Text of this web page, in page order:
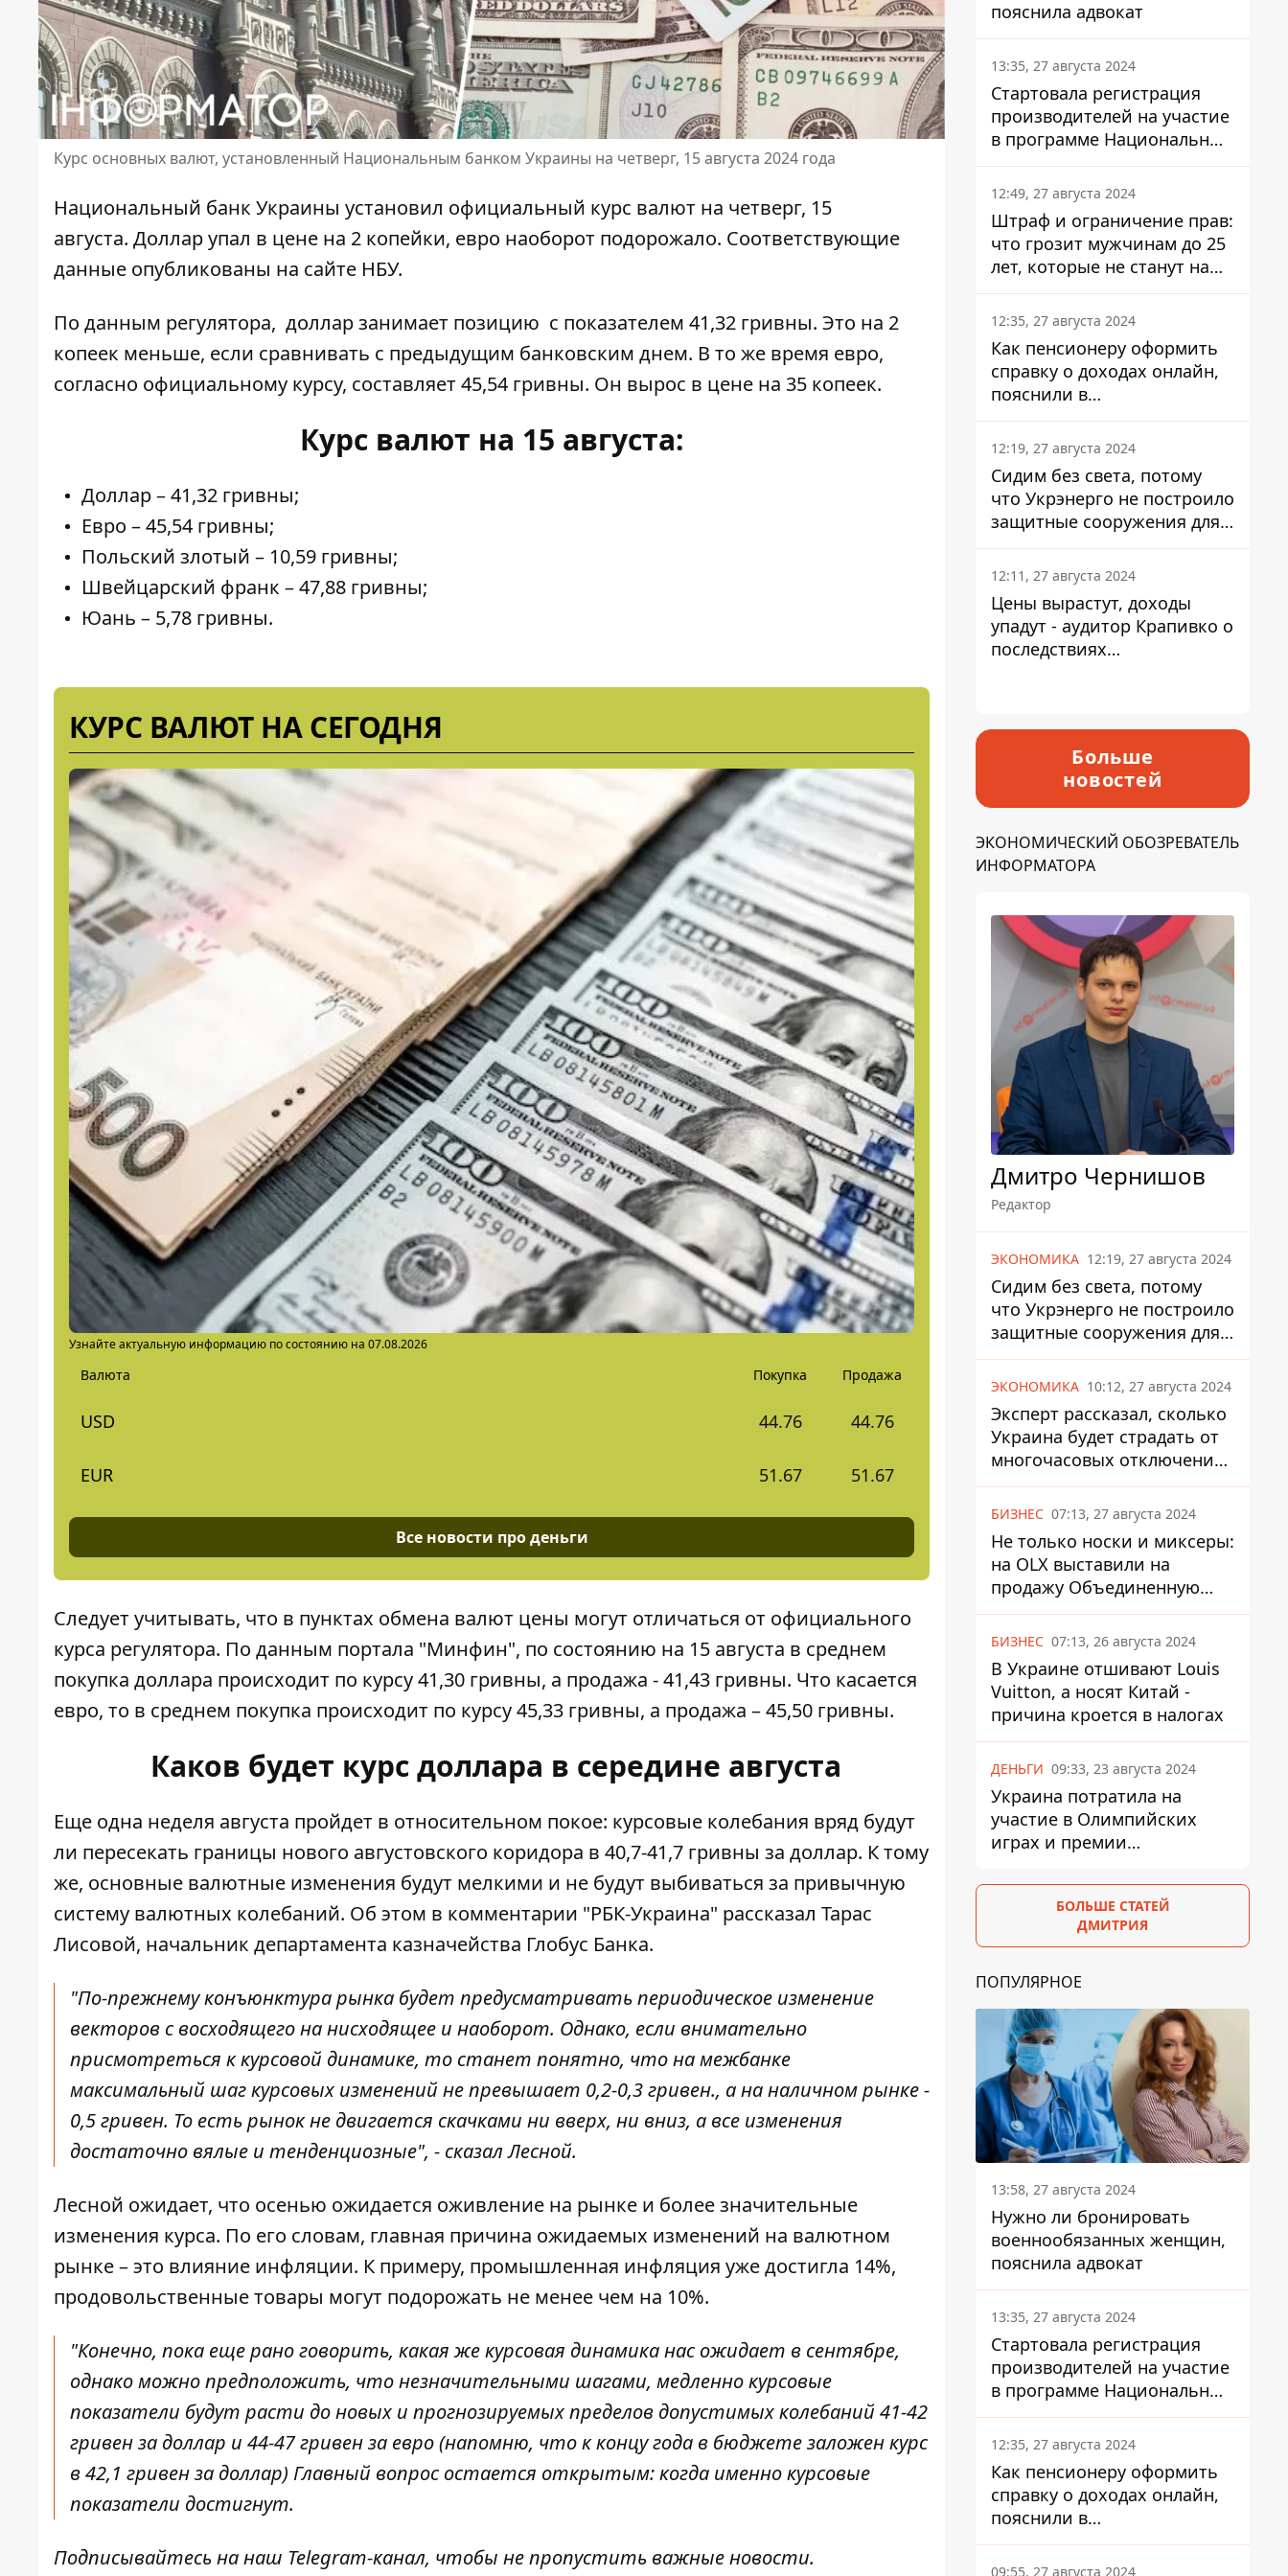
Курс основных валют, установленный Национальным банком Украины на четверг, 15 августа 2024 года
Национальный банк Украины установил официальный курс валют на четверг, 15
августа. Доллар упал в цене на 2 копейки, евро наоборот подорожало. Соответствующие
данные опубликованы на сайте НБУ.
По данным регулятора, доллар занимает позицию с показателем 41,32 гривны. Это на 2
копеек меньше, если сравнивать с предыдущим банковским днем. В то же время евро,
согласно официальному курсу, составляет 45,54 гривны. Он вырос в цене на 35 копеек.
Курс валют на 15 августа:
Доллар – 41,32 гривны;
Евро – 45,54 гривны;
Польский злотый – 10,59 гривны;
Швейцарский франк – 47,88 гривны;
Юань – 5,78 гривны.
КУРС ВАЛЮТ НА СЕГОДНЯ
Узнайте актуальную информацию по состоянию на 07.08.2026
Валюта Покупка Продажа
USD 44.76 44.76
EUR 51.67 51.67
Все новости про деньги
Следует учитывать, что в пунктах обмена валют цены могут отличаться от официального
курса регулятора. По данным портала "Минфин", по состоянию на 15 августа в среднем
покупка доллара происходит по курсу 41,30 гривны, а продажа - 41,43 гривны. Что касается
евро, то в среднем покупка происходит по курсу 45,33 гривны, а продажа – 45,50 гривны.
Каков будет курс доллара в середине августа
Еще одна неделя августа пройдет в относительном покое: курсовые колебания вряд будут
ли пересекать границы нового августовского коридора в 40,7-41,7 гривны за доллар. К тому
же, основные валютные изменения будут мелкими и не будут выбиваться за привычную
систему валютных колебаний. Об этом в комментарии "РБК-Украина" рассказал Тарас
Лисовой, начальник департамента казначейства Глобус Банка.
"По-прежнему конъюнктура рынка будет предусматривать периодическое изменение
векторов с восходящего на нисходящее и наоборот. Однако, если внимательно
присмотреться к курсовой динамике, то станет понятно, что на межбанке
максимальный шаг курсовых изменений не превышает 0,2-0,3 гривен., а на наличном рынке -
0,5 гривен. То есть рынок не двигается скачками ни вверх, ни вниз, а все изменения
достаточно вялые и тенденциозные", - сказал Лесной.
Лесной ожидает, что осенью ожидается оживление на рынке и болеезначительные
изменения курса. По его словам, главная причина ожидаемых изменений на валютном
рынке – это влияние инфляции. К примеру, промышленная инфляция уже достигла 14%,
продовольственные товары могут подорожать не менее чем на 10%.
"Конечно, пока еще рано говорить, какая же курсовая динамика нас ожидает в сентябре,
однако можно предположить, что незначительными шагами, медленно курсовые
показатели будут расти до новых и прогнозируемых пределов допустимых колебаний 41-42
гривен за доллар и 44-47 гривен за евро (напомню, что к концу года в бюджете заложен курс
в 42,1 гривен за доллар) Главный вопрос остается открытым: когда именнокурсовые
показатели достигнут.
Подписывайтесь на наш Telegram-канал, чтобы не пропустить важные новости.
пояснила адвокат
13:35, 27 августа 2024
Стартовала регистрация
производителей на участие
в программе Национальный
кэшбек: как это сделать
через портал Дія
12:49, 27 августа 2024
Штраф и ограничение прав:
что грозит мужчинам до 25
лет, которые не станут на
военный учет
12:35, 27 августа 2024
Как пенсионеру оформить
справку о доходах онлайн,
пояснили в
Минсоцполитики
12:19, 27 августа 2024
Сидим без света, потому
что Укрэнерго не построило
защитные сооружения для
энергетики - нардеп
Кучеренко
12:11, 27 августа 2024
Цены вырастут, доходы
упадут - аудитор Крапивко о
последствиях
Больше
новостей
ЭКОНОМИЧЕСКИЙ ОБОЗРЕВАТЕЛЬ
ИНФОРМАТОРА
Дмитро Чернишов
Редактор
ЭКОНОМИКА 12:19, 27 августа 2024
Сидим без света, потому
что Укрэнерго не построило
защитные сооружения для
энергетики - нардеп
Кучеренко
ЭКОНОМИКА 10:12, 27 августа 2024
Эксперт рассказал, сколько
Украина будет страдать от
многочасовых отключений
света
БИЗНЕС 07:13, 27 августа 2024
Не только носки и миксеры:
на OLX выставили на
продажу Объединенную
Горно-Химическую
Компанию за многие
миллиарды
БИЗНЕС 07:13, 26 августа 2024
В Украине отшивают Louis
Vuitton, а носят Китай -
причина кроется в налогах
ДЕНЬГИ 09:33, 23 августа 2024
Украина потратила на
участие в Олимпийских
играх и премии
БОЛЬШЕ СТАТЕЙ
ДМИТРИЯ
ПОПУЛЯРНОЕ
13:58, 27 августа 2024
Нужно ли бронировать
военнообязанных женщин,
пояснила адвокат
13:35, 27 августа 2024
Стартовала регистрация
производителей на участие
в программе Национальный
кэшбек: как это сделать
через портал Дія
12:35, 27 августа 2024
Как пенсионеру оформить
справку о доходах онлайн,
пояснили в
Минсоцполитики
09:55, 27 августа 2024